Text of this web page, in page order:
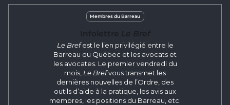
Membres du Barreau
Le Brefest le lien privilégié entre le
Barreau du Québec et les avocats et
les avocates. Le premier vendredi du
mois, Le Brefvous transmet les
dernières nouvelles de l’Ordre, des
outils d’aide à la pratique, les avis aux
membres, les positions du Barreau, etc.